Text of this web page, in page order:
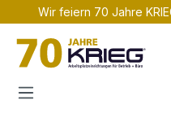
Zum Hauptinhalt springen
Wir feiern 70 Jahre